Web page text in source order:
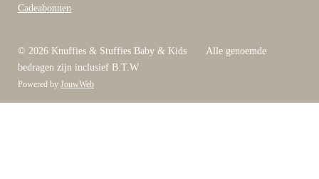
Cadeabonnen
© 2026 Knuffies & Stuffies Baby & Kids Alle genoemde
bedragen zijn inclusief B.T.W
Powered by JouwWeb